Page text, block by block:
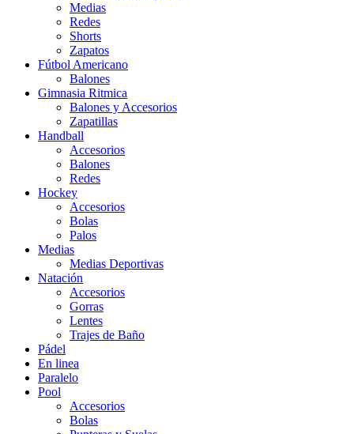
Medias
Redes
Shorts
Zapatos
Fútbol Americano
Balones
Gimnasia Ritmica
Balones y Accesorios
Zapatillas
Handball
Accesorios
Balones
Redes
Hockey
Accesorios
Bolas
Palos
Medias
Medias Deportivas
Natación
Accesorios
Gorras
Lentes
Trajes de Baño
Pádel
En linea
Paralelo
Pool
Accesorios
Bolas